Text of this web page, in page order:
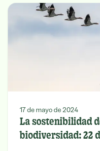
17 de mayo de 2024
La sostenibilidad
biodiversidad: 22